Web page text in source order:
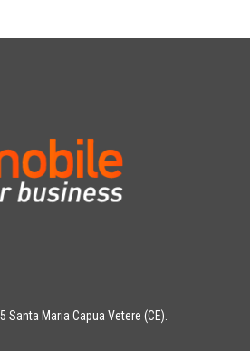
Santa Maria Capua Vetere (CE).